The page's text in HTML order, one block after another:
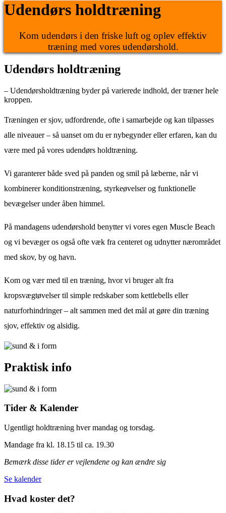
Udendørs holdtræning
Kom udendørs i den friske luft og oplev effektiv
træning med vores udendørshold.
Udendørs holdtræning
– Udendørsholdtræning byder på varierede indhold, der træner hele
kroppen.
Træningen er sjov, udfordrende, ofte i samarbejde og kan tilpasses
alle niveauer – så uanset om du er nybegynder eller erfaren, kan du
være med på vores udendørs holdtræning.
Vi garanterer både sved på panden og smil på læberne, når vi
kombinerer konditionstræning, styrkeøvelser og funktionelle
bevægelser under åben himmel.
På mandagens udendørshold benytter vi vores egen Muscle Beach
og vi bevæger os også ofte væk fra centeret og udnytter nærområdet
med skov, by og havn.
Kom og vær med til en træning, hvor vi bruger alt fra
kropsvægtøvelser til simple redskaber som kettlebells eller
naturforhindringer – alt sammen med det mål at gøre din træning
sjov, effektiv og alsidig.
Praktisk info
Tider & Kalender
Ugentligt holdtræning hver mandag og torsdag.
Mandage fra kl. 18.15 til ca. 19.30
Bemærk disse tider er vejlendene og kan ændre sig
Se kalender
Hvad koster det?